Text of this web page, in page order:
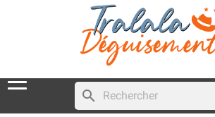
search